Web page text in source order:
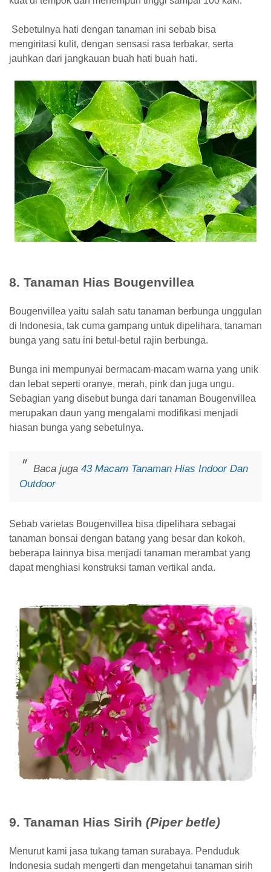
Sebetulnya hati dengan tanaman ini sebab bisa
mengiritasi kulit, dengan sensasi rasa terbakar, serta
jauhkan dari jangkauan buah hati buah hati.
8. Tanaman Hias Bougenvillea
Bougenvillea yaitu salah satu tanaman berbunga unggulan
di Indonesia, tak cuma gampang untuk dipelihara, tanaman
bunga yang satu ini betul-betul rajin berbunga.
Bunga ini mempunyai bermacam-macam warna yang unik
dan lebat seperti oranye, merah, pink dan juga ungu.
Sebagian yang disebut bunga dari tanaman Bougenvillea
merupakan daun yang mengalami modifikasi menjadi
hiasan bunga yang sebetulnya.
Baca juga 43 Macam Tanaman Hias Indoor Dan
Outdoor
Sebab varietas Bougenvillea bisa dipelihara sebagai
tanaman bonsai dengan batang yang besar dan kokoh,
beberapa lainnya bisa menjadi tanaman merambat yang
dapat menghiasi konstruksi taman vertikal anda.
9. Tanaman Hias Sirih (Piper betle)
Menurut kami jasa tukang taman surabaya. Penduduk
Indonesia sudah mengerti dan mengetahui tanaman sirih